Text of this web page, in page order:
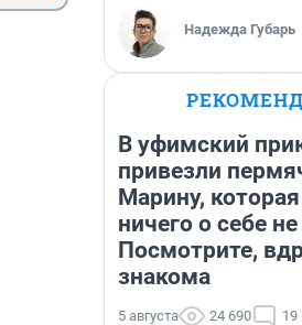
Надежда Губарь
В уфимский
привезли
Марину,
ничего о себе
Посмотрите,
знакома
5 августа 24 690 19